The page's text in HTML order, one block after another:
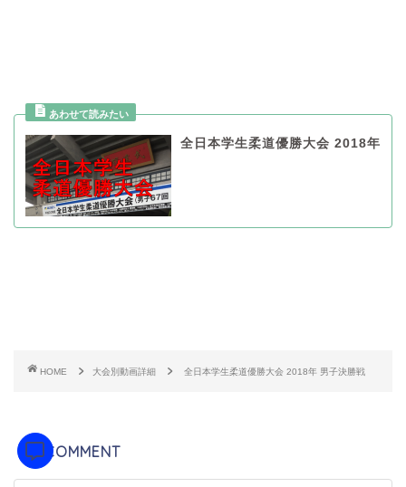
全日本学生柔道優勝大会 2018年
HOME 大会別動画詳細 全日本学生柔道優勝大会 2018年 男子決勝戦
COMMENT